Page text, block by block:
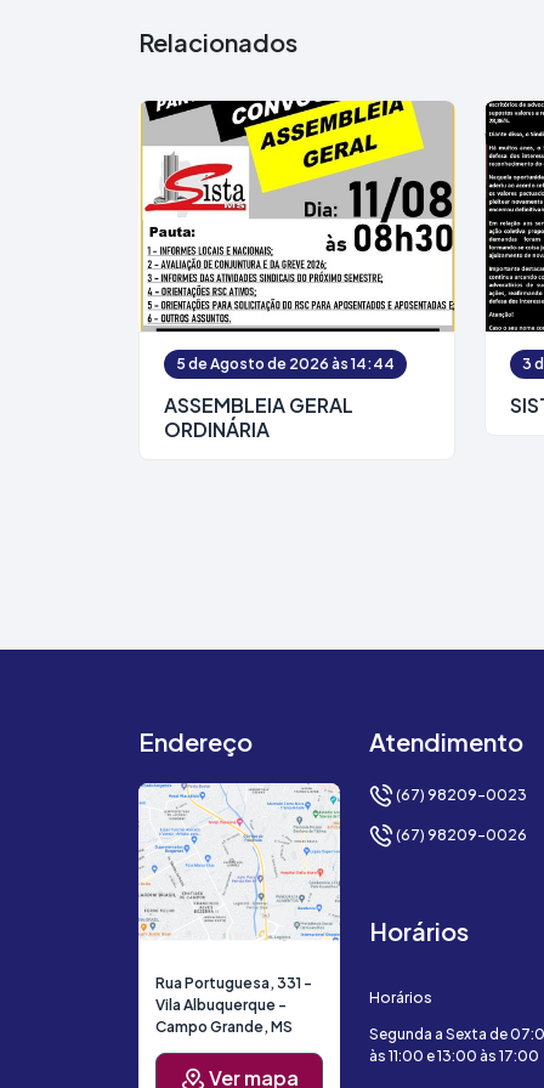
Relacionados
5 de Agosto de 2026 às 14:44
ASSEMBLEIA GERAL
ORDINÁRIA
3
Endereço
Rua Portuguesa, 331 -
Vila Albuquerque -
Campo Grande, MS
Ver mapa
Atendimento
(67) 98209-0023
(67) 98209-0026
Horários
Horários
Segunda a Sexta de
às 11:00 e 13:00 às 17:00